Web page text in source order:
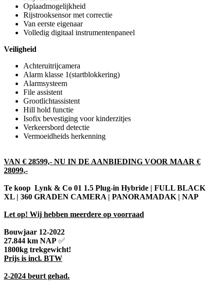
Oplaadmogelijkheid
Rijstrooksensor met correctie
Van eerste eigenaar
Volledig digitaal instrumentenpaneel
Veiligheid
Achteruitrijcamera
Alarm klasse 1(startblokkering)
Alarmsysteem
File assistent
Grootlichtassistent
Hill hold functie
Isofix bevestiging voor kinderzitjes
Verkeersbord detectie
Vermoeidheids herkenning
VAN € 28599,- NU IN DE AANBIEDING VOOR MAAR €
28099,-
Te koop Lynk & Co 01 1.5 Plug-in Hybride | FULL BLACK
XL | 360 GRADEN CAMERA | PANORAMADAK | NAP
Let op! Wij hebben meerdere op voorraad
Bouwjaar 12-2022
27.844 km NAP ✅
1800kg trekgewicht!
Prijs is incl. BTW
2-2024 beurt gehad.